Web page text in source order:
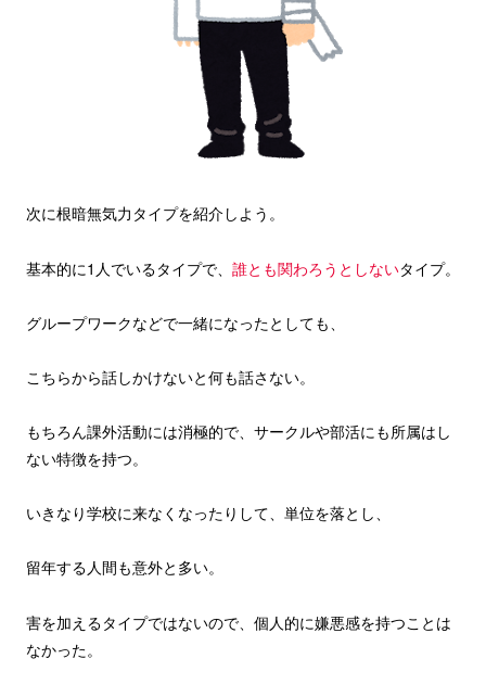
次に根暗無気力タイプを紹介しよう。
基本的に1人でいるタイプで、 誰とも関わろうとしないタイプ。
グループワークなどで一緒になったとしても、
こちらから話しかけないと何も話さない。
もちろん課外活動には消極的で、サークルや部活にも所属はし
ない特徴を持つ。
いきなり学校に来なくなったりして、単位を落とし、
留年する人間も意外と多い。
害を加えるタイプではないので、個人的に嫌悪感を持つことは
なかった。